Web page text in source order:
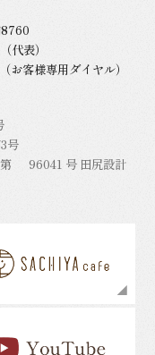
（代表）
（お客様専用ダイヤル）
号
96041 号 田尻設計